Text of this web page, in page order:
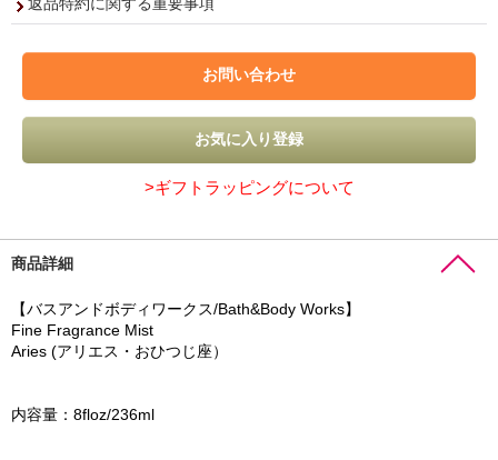
>ギフトラッピングについて
商品詳細
【バスアンドボディワークス/Bath&Body Works】
Fine Fragrance Mist
Aries (アリエス・おひつじ座）
内容量：8floz/236ml